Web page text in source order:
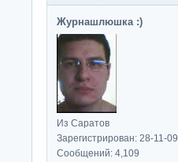
Журнашлюшка :)
Из Саратов
Зарегистрирован: 28-11-09
Сообщений: 4,109